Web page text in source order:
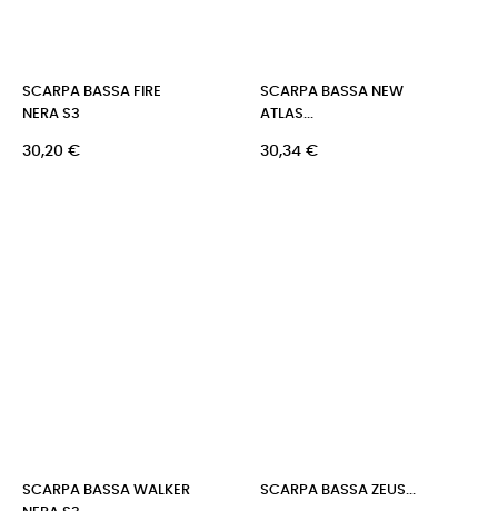
SCARPA BASSA FIRE
NERA S3
Prezzo
30,20 €
SCARPA BASSA NEW
ATLAS...
Prezzo
30,34 €
SCARPA BASSA WALKER
SCARPA BASSA ZEUS...